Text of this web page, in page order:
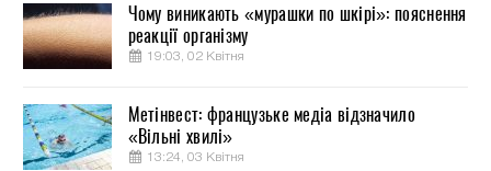
Чому виникають «мурашки по шкірі»: пояснення
реакції організму
19:03, 02 Квітня
Метінвест: французьке медіа відзначило
«Вільні хвилі»
13:24, 03 Квітня